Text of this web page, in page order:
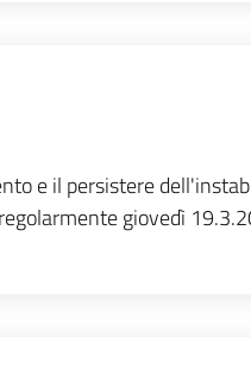
e il persistere
giovedì